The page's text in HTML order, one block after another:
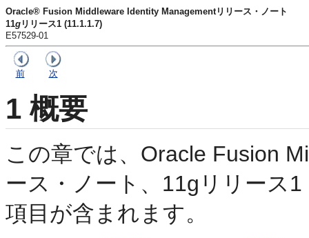
Oracle® Fusion Middleware Identity Managementリリース・ノート
11g リリース1 (11.1.1.7)
E57529-01
前 次
1 概要
この章では、Oracle Fusion
ース・ノート、11gリリース
項目が含まれます。